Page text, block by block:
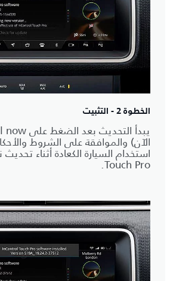
الخطوة 2 - التثبيت
الآن) والموافقة على الشروط
Touch Pro.